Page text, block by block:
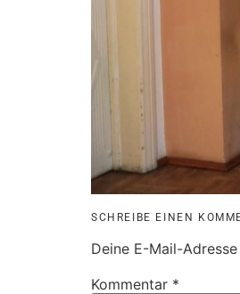
SCHREIBE EINEN
Deine E-Mail-
Kommentar *